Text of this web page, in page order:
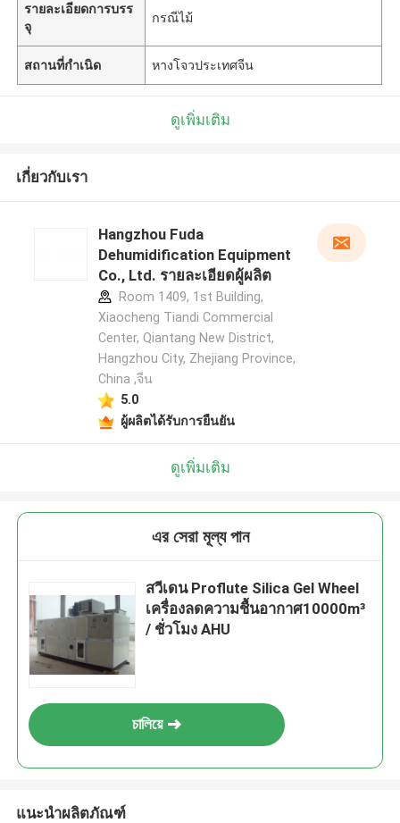
รายละเอียดการบรร
จุ
กรณีไม้
สถานที่กำเนิด หางโจวประเทศจีน
ดูเพิ่มเติม
เกี่ยวกับเรา
Hangzhou Fuda
Dehumidification Equipment
Co., Ltd. รายละเอียดผู้ผลิต
Room 1409, 1st Building,
Xiaocheng Tiandi Commercial
Center, Qiantang New District,
Hangzhou City, Zhejiang Province,
China ,จีน
5.0
ผู้ผลิตได้รับการยืนยัน
ดูเพิ่มเติม
এর সেরা মূল্য পান
สวีเดน Proflute Silica Gel Wheel
เครื่องลดความชื้นอากาศ10000m³
/ ชั่วโมง AHU
চালিয়ে
แนะนำผลิตภัณฑ์